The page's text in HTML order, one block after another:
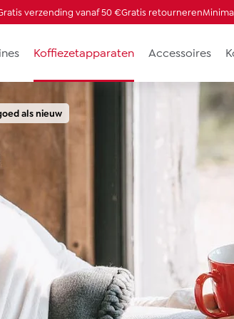
verzending vanaf 50 €Gratis retourneren
Koffiezetapparaten Accessoires
als nieuw